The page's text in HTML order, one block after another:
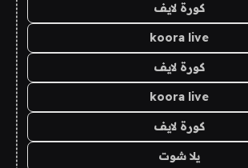
كورة لايف
koora live
كورة لايف
koora live
كورة لايف
يلا شوت